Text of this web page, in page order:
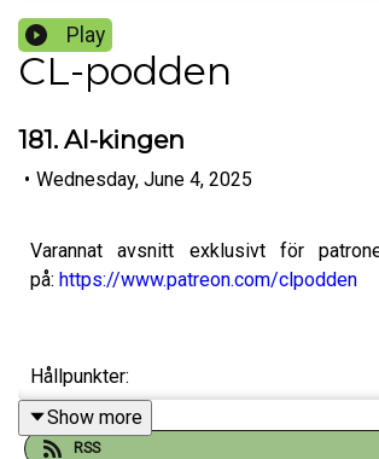
Play
CL-podden
181. AI-kingen
• Wednesday, June 4, 2025
Varannat avsnitt exklusivt för
på: https://www.patreon.com/clpodden
Hållpunkter:
Show more
RSS